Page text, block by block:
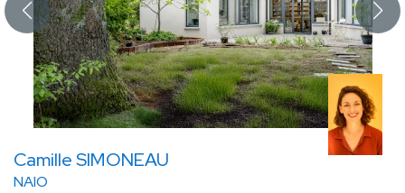
Camille SIMONEAU
NAIO